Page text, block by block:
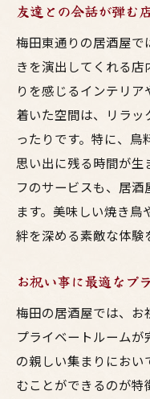
友達との会話が弾む
梅田東通りの居酒屋で
きを演出してくれる店
りを感じるインテリ
着いた空間は、リラ
ったりです。特に、鳥
思い出に残る時間が生
フのサービスも、居
ます。美味しい焼き鳥
絆を深める素敵な体験
お祝い事に最適なプ
梅田の居酒屋では、お
プライベートルームが
の親しい集まりにおい
むことができるのが